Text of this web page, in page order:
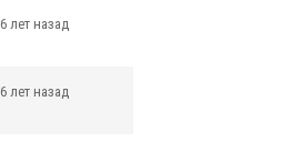
6 лет назад
6 лет назад